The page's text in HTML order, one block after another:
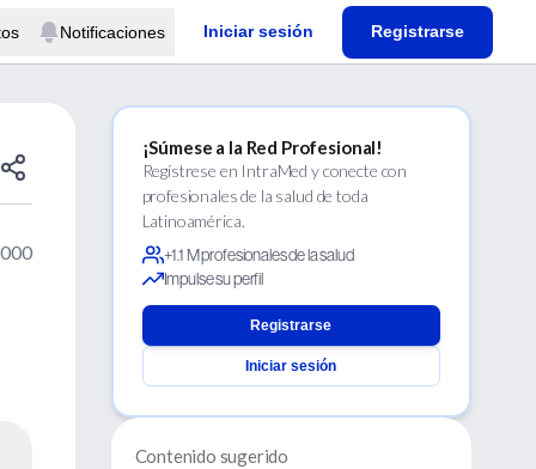
Notificaciones Iniciar sesión Registrarse
¡Súmese a la Red Profesional!
Regístrese en IntraMed y conecte con
profesionales de la salud de toda
Latinoamérica.
+1.1 M profesionales de la salud
Impulse su perfil
Registrarse
Iniciar sesión
Contenido sugerido